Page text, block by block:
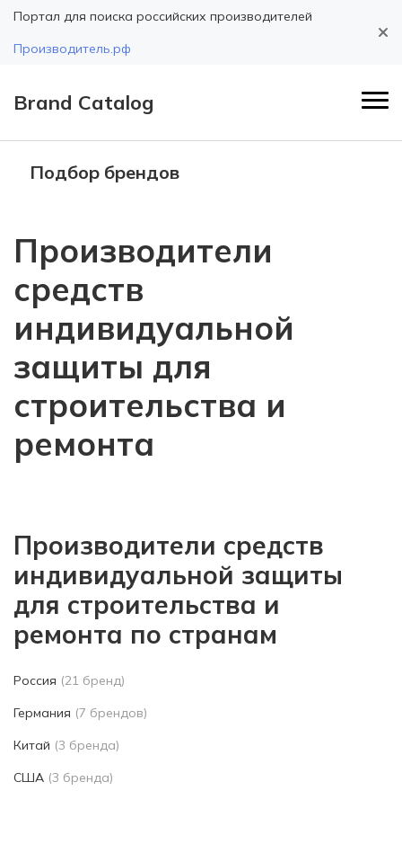
Портал для поиска российских производителей
Производитель.рф
Brand Catalog
Подбор брендов
Производители
средств
индивидуальной
защиты для
строительства и
ремонта
Производители средств
индивидуальной защиты
для строительства и
ремонта по странам
Россия (21 бренд)
Германия (7 брендов)
Китай (3 бренда)
США (3 бренда)